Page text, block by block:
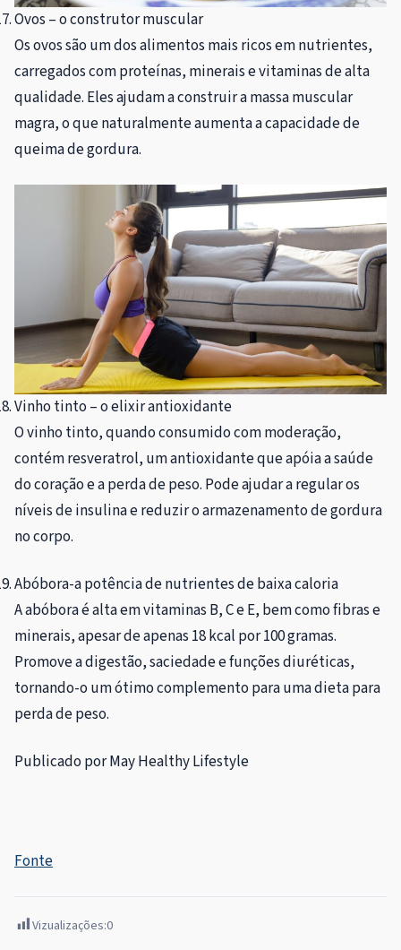
Ovos – o construtor muscular
Os ovos são um dos alimentos mais ricos em nutrientes,
carregados com proteínas, minerais e vitaminas de alta
qualidade. Eles ajudam a construir a massa muscular
magra, o que naturalmente aumenta a capacidade de
queima de gordura.
Vinho tinto – o elixir antioxidante
O vinho tinto, quando consumido com moderação,
contém resveratrol, um antioxidante que apóia a saúde
do coração e a perda de peso. Pode ajudar a regular os
níveis de insulina e reduzir o armazenamento de gordura
no corpo.
Abóbora-a potência de nutrientes de baixa caloria
A abóbora é alta em vitaminas B, C e E, bem como fibras e
minerais, apesar de apenas 18 kcal por 100 gramas.
Promove a digestão, saciedade e funções diuréticas,
tornando-o um ótimo complemento para uma dieta para
perda de peso.
Publicado por May Healthy Lifestyle
Fonte
Vizualizações:0